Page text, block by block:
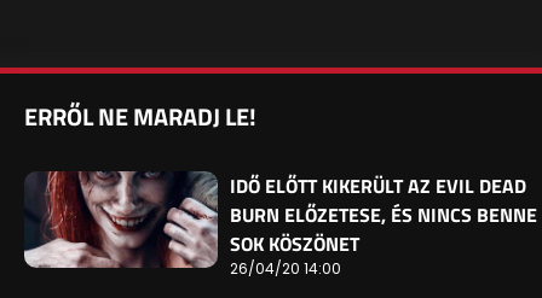
ERRŐL NE MARADJ LE!
IDŐ ELŐTT KIKERÜLT AZ EVIL DEAD
BURN ELŐZETESE, ÉS NINCS BENNE
SOK KÖSZÖNET
26/04/20 14:00